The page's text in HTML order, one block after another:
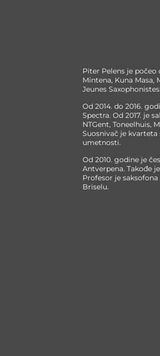
Piter Pelens je počeo
Mintena, Kuna Masa,
Jeunes
Od 2014. do 2016.
Spectra. Od 2017. je
NTGent, Toneelhuis,
Suosnivač je
umetnosti.
Od 2010. godine je
Antverpena. Takođe
Profesor je
Briselu.